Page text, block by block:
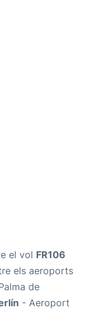
el vol FR106
els aeroports
de
- Aeroport